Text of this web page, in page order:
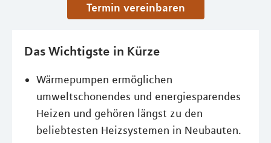
Termin vereinbaren
Das Wichtigste in Kürze
Wärmepumpen ermöglichen
umweltschonendes und energiesparendes
Heizen und gehören längst zu den
beliebtesten Heizsystemen in Neubauten.